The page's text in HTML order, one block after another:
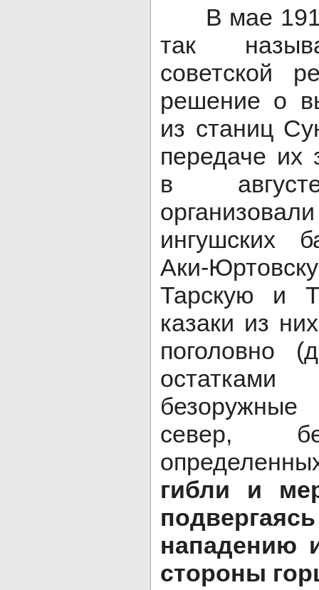
В мае 1918
так
советской
решение о
из станиц
передаче
в
ингушских
Аки-
Тарскую и
казаки из
поголовно
север,
гибли и
нападению
стороны